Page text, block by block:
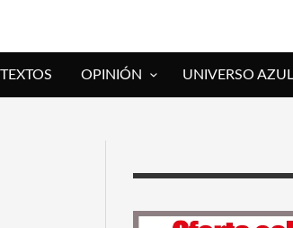
OPINIÓN UNIVERSO AZUL